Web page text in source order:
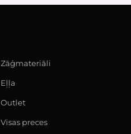
Zāģmateriāli
Eļļa
Outlet
Visas preces